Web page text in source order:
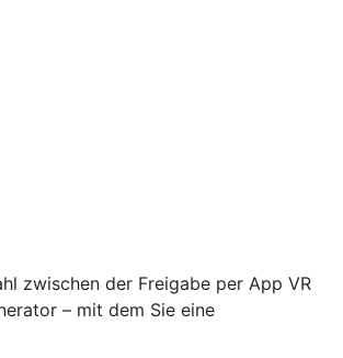
zwischen der Freigabe per App VR
– mit dem Sie eine